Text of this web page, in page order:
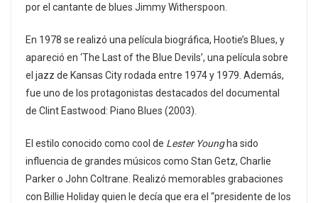
por el cantante de blues Jimmy Witherspoon.
En 1978 se realizó una película biográfica, Hootie’s Blues, y
apareció en ‘The Last of the Blue Devils’, una película sobre
el jazz de Kansas City rodada entre 1974 y 1979. Además,
fue uno de los protagonistas destacados del documental
de Clint Eastwood: Piano Blues (2003).
El estilo conocido como cool de Lester Youngha sido
influencia de grandes músicos como Stan Getz, Charlie
Parker o John Coltrane. Realizó memorables grabaciones
con Billie Holiday quien le decía que era el “presidente de los